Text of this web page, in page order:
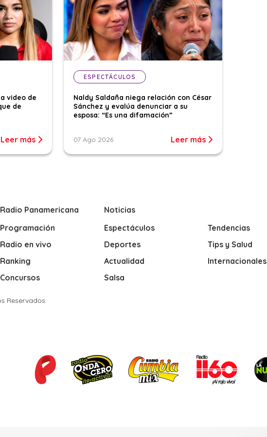
video de
de
Leer más
ESPECTÁCULOS
Naldy Saldaña niega relación con César
Sánchez y evalúa denunciar a su
esposa: “Es una difamación”
07 Ago 2026 Leer más
Radio Panamericana
Programación
Radio en vivo
Ranking
Concursos
Noticias
Espectáculos
Deportes
Actualidad
Salsa
Tendencias
Tips y Salud
Internacionales
Reservados.